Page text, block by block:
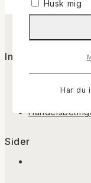
Info
Om Casper
Sider
Husk mig
Har du